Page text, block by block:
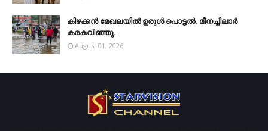
കിഴക്കന്‍ മേഖലയില്‍ ഉരുള്‍ പൊട്ടല്‍. മീനച്ചിലാര്‍
കരകവിഞ്ഞു.
August 01, 2026